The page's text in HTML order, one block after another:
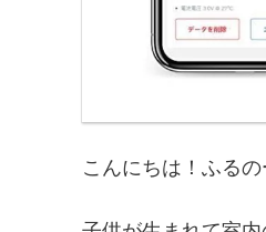
こんにちは！ふるの